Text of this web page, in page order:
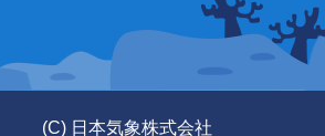
(C) 日本気象株式会社